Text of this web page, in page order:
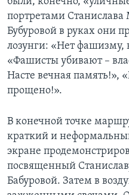
портретами
Бубуровой в руках они
лозунги: «Нет фашизму,
«Фашисты убивают –
Насте вечная память!»,
прощено!».
В конечной точке
краткий и
экране
посвященный
Бабуровой. Затем в